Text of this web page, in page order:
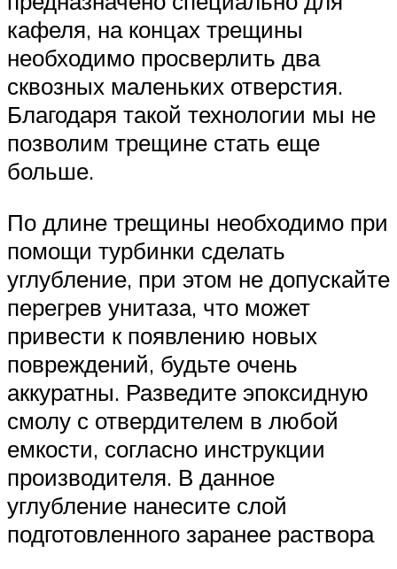
кафеля, на концах трещины
необходимо просверлить два
сквозных маленьких отверстия.
Благодаря такой технологии мы не
позволим трещине стать еще
больше.
По длине трещины необходимо при
помощи турбинки сделать
углубление, при этом не допускайте
перегрев унитаза, что может
привести к появлению новых
повреждений, будьте очень
аккуратны. Разведите эпоксидную
смолу с отвердителем в любой
емкости, согласно инструкции
производителя. В данное
углубление нанесите слой
подготовленного заранее раствора